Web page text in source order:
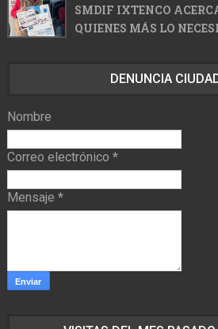
SMDIF IXTENCO
QUIENES MÁS LO
DENUNCIA
Nombre
Correo electrónico *
Mensaje *